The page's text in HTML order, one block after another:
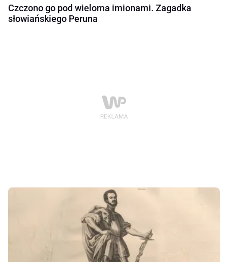
Czczono go pod wieloma imionami. Zagadka
słowiańskiego Peruna